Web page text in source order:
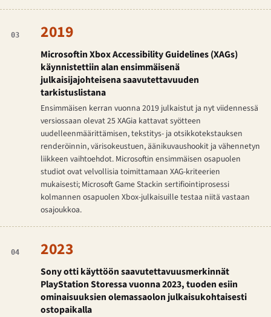
03 2019
Microsoftin Xbox Accessibility Guidelines (XAGs)
käynnistettiin alan ensimmäisenä
julkaisijajohteisena saavutettavuuden
tarkistuslistana
Ensimmäisen kerran vuonna 2019 julkaistut ja nyt viidennessä
versiossaan olevat 25 XAGia kattavat syötteen
uudelleenmäärittämisen, tekstitys- ja otsikkotekstauksen
renderöinnin, värisokeustuen, äänikuvaushookit ja vähennetyn
liikkeen vaihtoehdot. Microsoftin ensimmäisen osapuolen
studiot ovat velvollisia toimittamaan XAG-kriteerien
mukaisesti; Microsoft Game Stackin sertifiointiprosessi
kolmannen osapuolen Xbox-julkaisuille testaa niitä vastaan
osajoukkoa.
04 2023
Sony otti käyttöön saavutettavuusmerkinnät
PlayStation Storessa vuonna 2023, tuoden esiin
ominaisuuksien olemassaolon julkaisukohtaisesti
ostopaikalla